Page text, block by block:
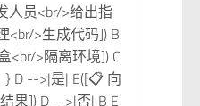
人员<br/>给出指
<br/>生成代码]) B
<br/>隔离环境]) C
D -->|是| E([📋 向
果]) D -->|否| B E